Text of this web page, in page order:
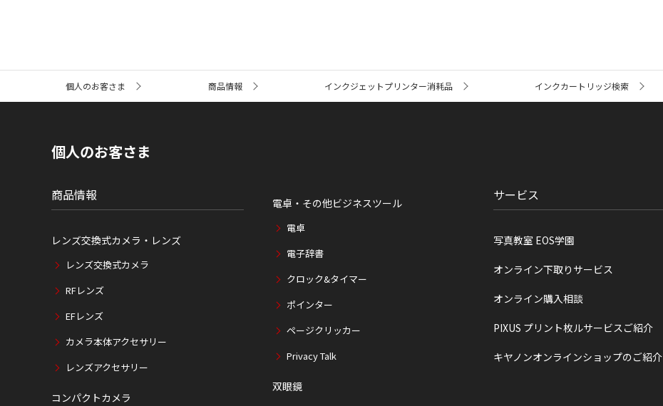
ト
個人のお客さま 商品情報 インクジェットプリンター消耗品 インクカートリッジ検索
個人のお客さま
商品情報
レンズ交換式カメラ・レンズ
レンズ交換式カメラ
RFレンズ
EFレンズ
カメラ本体アクセサリー
レンズアクセサリー
コンパクトカメラ
電卓・その他ビジネスツール
電卓
電子辞書
クロック&タイマー
ポインター
ページクリッカー
Privacy Talk
双眼鏡
サービス
写真教室 EOS学園
オンライン下取りサービス
オンライン購入相談
PIXUS プリント枚ルサービスご紹介
キヤノンオンラインショップのご紹介